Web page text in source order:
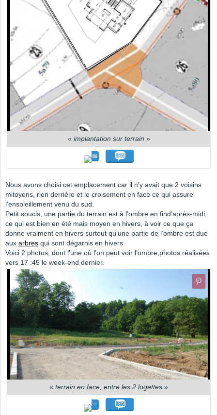
« implantation sur terrain »
Nous avons choisi cet emplacement car il n’y avait que 2 voisins
mitoyens, rien derrière et le croisement en face ce qui assure
l’ensoleillement venu du sud.
Petit soucis, une partie du terrain est à l’ombre en find’après-midi,
ce qui est bien en été mais moyen en hivers, à voir ce que ça
donne vraiment en hivers surtout qu’une partie de l’ombre est due
aux arbres qui sont dégarnis en hivers.
Voici 2 photos, dont l’une où l’on peut voir l’ombre,photos réalisées
vers 17 :45 le week-end dernier.
« terrain en face, entre les 2 logettes »